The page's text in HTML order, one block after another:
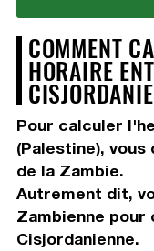
COMMENT
HORAIRE
Pour calculer
(Palestine), vous
de la Zambie.
Autrement dit,
Zambienne
Cisjordanienne.